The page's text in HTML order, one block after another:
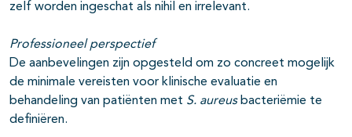
zelf worden ingeschat als nihil en irrelevant.
Professioneel perspectief
De aanbevelingen zijn opgesteld om zo concreet mogelijk
de minimale vereisten voor klinische evaluatie en
behandeling van patiënten met S. aureus bacteriëmie te
definiëren.